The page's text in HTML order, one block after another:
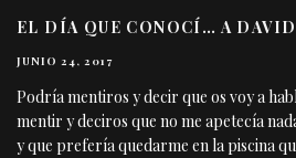
EL DÍA QUE CONOCÍ… A
JUNIO 24, 2017
Podría mentiros y decir que os voy a
mentir y deciros que no me apetecía
y que prefería quedarme en la piscina